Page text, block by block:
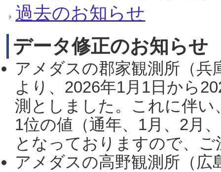
過去のお知らせ
データ修正のお知らせ
アメダスの郡家観測所（
より、2026年1月1日から
測としました。これに伴い
1位の値（通年、1月、2月
となっておりますので、
アメダスの高野観測所（